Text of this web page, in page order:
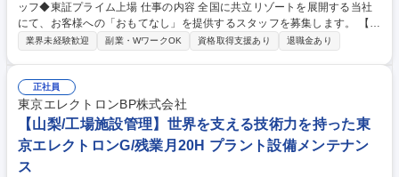
ッフ◆東証プライム上場 仕事の内容 全国に共立リゾートを展開する当社
にて、お客様への「おもてなし」を提供するスタッフを募集します。 【フ
ロント】接客対応（チェックイン、チェックアウト、観光案内）／館内案
務経理】データ入力・管理、電話対応／ホテルシステムによる予約受付、
売上・入金処理 【施設管理】客室及び共用部、温浴施設の清掃、ホテル内
の設備点検などの計画及び実行、その他付帯設備の点検管理、駐車場内で
の車両誘導・管理、送迎ドライバーなど 募集職種 ラビスタ富士河口湖/ホ
テルスタッフ◆東証プライム上場
業界未経験歓迎 副業・WワークOK 資格取得支援あり 退職金あり
正社員
東京エレクトロンBP株式会社
【山梨/工場施設管理】世界を支える技術力を持った東
京エレクトロンG/残業月20H プラント設備メンテナン
ス